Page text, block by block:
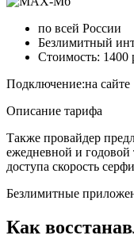
по всей России
Безлимитный
Стоимость: 1400
Подключение:на сайте
Описание тарифа
Также провайдер
ежедневной и
доступа скорость
Безлимитные
Как